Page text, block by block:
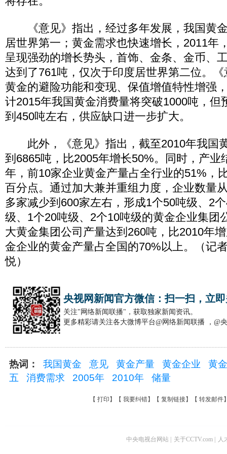
《意见》指出，经过多年发展，我国黄
居世界第一；黄金需求也快速增长，2011年
呈现强劲的增长势头，首饰、金条、金币、
达到了761吨，仅次于印度居世界第二位。
黄金的避险功能和变现、保值增值特性增强
计2015年我国黄金消费量将突破1000吨，但
到450吨左右，供应缺口进一步扩大。
此外，《意见》指出，截至2010年我国
到6865吨，比2005年增长50%。同时，产业
年，前10家企业黄金产量占全行业的51%，
百分点。通过加大兼并重组力度，企业数量
多家减少到600家左右，形成1个50吨级、2
级、1个20吨级、2个10吨级的黄金企业集团
大黄金集团公司产量达到260吨，比2010年
金企业的黄金产量占全国的70%以上。（记
悦）
央视网新闻官方微信：扫一扫，立
关注"网络新闻联播"，获取独家新闻资讯。
更多精彩请关注各大微博平台@网络新闻联播 ，@
热词： 我国黄金 意见 黄金产量 黄金企业
黄
五
消费需求 2005年 2010年 储量
【 打印 】【 我要纠错】【 复制链接】【 转发邮件
中央电视台网站 关于CCTV.com 人